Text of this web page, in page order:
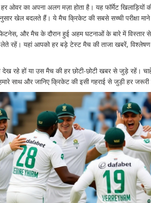
ओवर का अपना अलग मज़ा होता है। यह फॉर्मेट खिलाड़ियों
खेल बदलते हैं। ये मैच क्रिकेट की सबसे सच्ची परीक्षा
और मैच के दौरान हुई अहम घटनाओं के बारे में विस्तार से
लेते रहें। यहां आपको हर बड़े टेस्ट मैच की ताजा खबरें,
हों या उस मैच की हर छोटी-छोटी खबर से जुड़े रहें। चाहे
साथ और जानिए क्रिकेट की इसी गहराई से जुड़ी हर